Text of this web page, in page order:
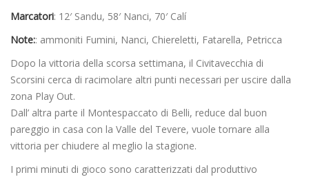
Marcatori: 12′ Sandu, 58′ Nanci, 70′ Calí
Note:: ammoniti Fumini, Nanci, Chiereletti, Fatarella, Petricca
Dopo la vittoria della scorsa settimana, il Civitavecchia di
Scorsini cerca di racimolare altri punti necessari per uscire dalla
zona Play Out.
Dall’ altra parte il Montespaccato di Belli, reduce dal buon
pareggio in casa con la Valle del Tevere, vuole tornare alla
vittoria per chiudere al meglio la stagione.
I primi minuti di gioco sono caratterizzati dal produttivo